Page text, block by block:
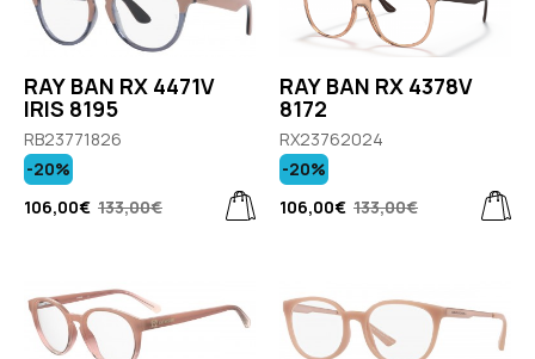
RAY BAN RX 4471V
IRIS 8195
RB23771826
106,00€ 133,00€
-20%
RAY BAN RX 4378V
8172
RX23762024
106,00€ 133,00€
-20%